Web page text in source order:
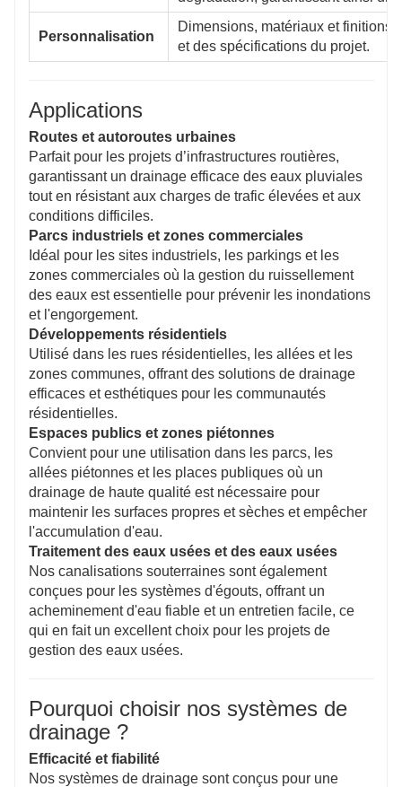
Personnalisation
Dimensions, matériaux et finitions
et des spécifications du projet.
Applications
Routes et autoroutes urbaines
Parfait pour les projets d’infrastructures routières,
garantissant un drainage efficace des eaux pluviales
tout en résistant aux charges de trafic élevées et aux
conditions difficiles.
Parcs industriels et zones commerciales
Idéal pour les sites industriels, les parkings et les
zones commerciales où la gestion du ruissellement
des eaux est essentielle pour prévenir les inondations
et l'engorgement.
Développements résidentiels
Utilisé dans les rues résidentielles, les allées et les
zones communes, offrant des solutions de drainage
efficaces et esthétiques pour les communautés
résidentielles.
Espaces publics et zones piétonnes
Convient pour une utilisation dans les parcs, les
allées piétonnes et les places publiques où un
drainage de haute qualité est nécessaire pour
maintenir les surfaces propres et sèches et empêcher
l'accumulation d'eau.
Traitement des eaux usées et des eaux usées
Nos canalisations souterraines sont également
conçues pour les systèmes d'égouts, offrant un
acheminement d'eau fiable et un entretien facile, ce
qui en fait un excellent choix pour les projets de
gestion des eaux usées.
Pourquoi choisir nos systèmes de
drainage ?
Efficacité et fiabilité
Nos systèmes de drainage sont conçus pour une